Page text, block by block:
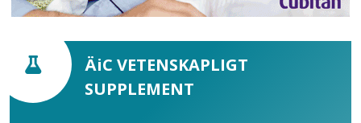
ÄiC VETENSKAPLIGT
SUPPLEMENT